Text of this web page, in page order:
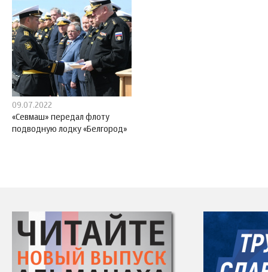
09.07.2022
«Севмаш» передал флоту
подводную лодку «Белгород»